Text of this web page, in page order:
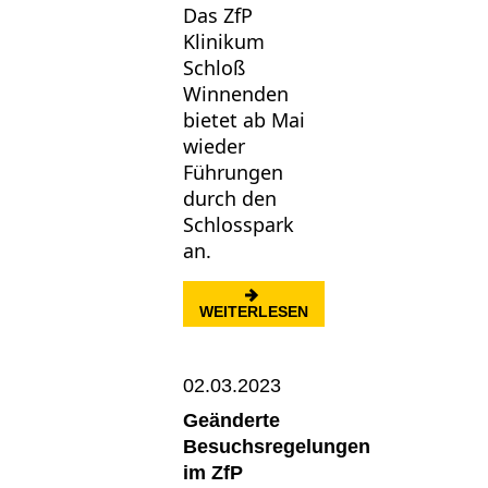
Das ZfP
Klinikum
Schloß
Winnenden
bietet ab Mai
wieder
Führungen
durch den
Schlosspark
an.
WEITERLESEN: BOTANISCHE
02.03.2023
Geänderte
Besuchsregelungen
im ZfP